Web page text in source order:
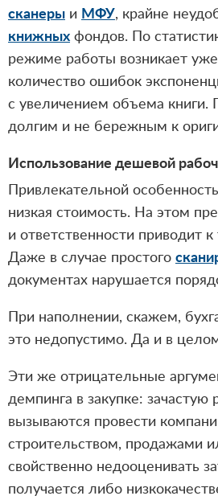
сканеры и МФУ, крайне
книжных фондов. По
режиме работы возникает
количество ошибок
с увеличением объема книги.
долгим и не бережным к
Использование дешевой
Привлекательной
низкая стоимость. На этом
и ответственности приводит
Даже в случае простого
документах нарушается
При наполнении, скажем,
это недопустимо. Да и в
Эти же отрицательные
демпинга в закупке:
вызываются провести
строительством, продажами
свойственно недооценивать
получается либо